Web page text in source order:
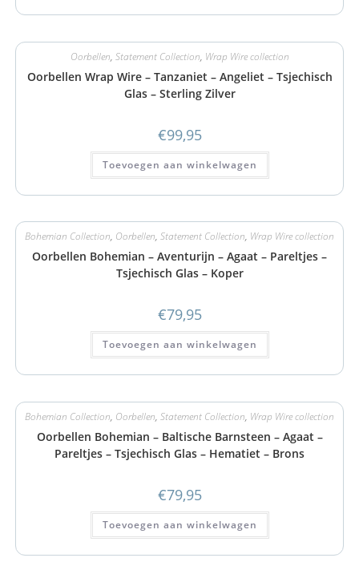
Oorbellen, Statement Collection, Wrap Wire collection
Oorbellen Wrap Wire – Tanzaniet – Angeliet – Tsjechisch
Glas – Sterling Zilver
€99,95
Toevoegen aan winkelwagen
Bohemian Collection, Oorbellen, Statement Collection, Wrap Wire collection
Oorbellen Bohemian – Aventurijn – Agaat – Pareltjes –
Tsjechisch Glas – Koper
€79,95
Toevoegen aan winkelwagen
Bohemian Collection, Oorbellen, Statement Collection, Wrap Wire collection
Oorbellen Bohemian – Baltische Barnsteen – Agaat –
Pareltjes – Tsjechisch Glas – Hematiet – Brons
€79,95
Toevoegen aan winkelwagen